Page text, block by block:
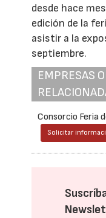
desde hace
edición de la
asistir a la
septiembre.
EMPRESAS
Consorcio Feria
Solicitar